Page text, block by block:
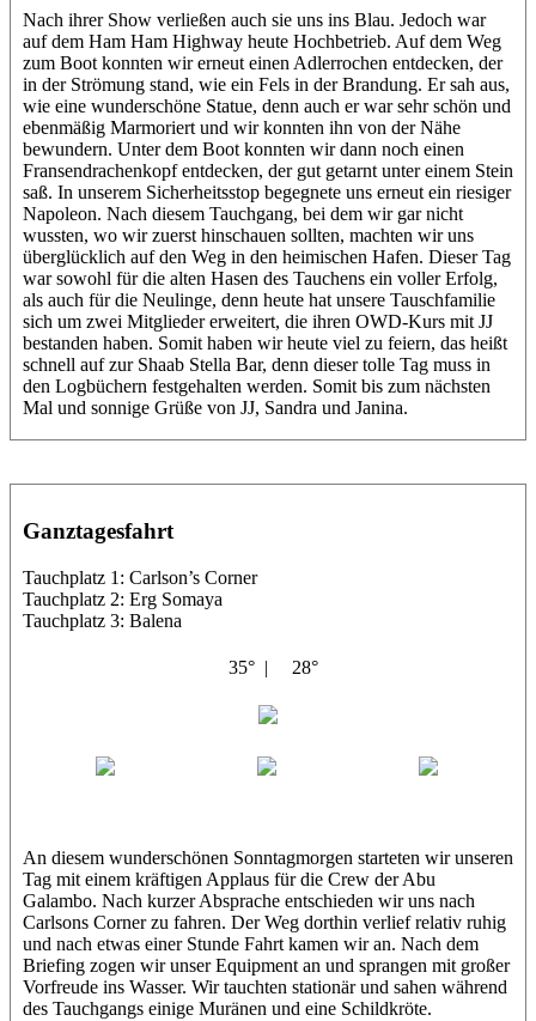
Nach ihrer Show verließen auch sie uns ins Blau. Jedoch war
auf dem Ham Ham Highway heute Hochbetrieb. Auf dem Weg
zum Boot konnten wir erneut einen Adlerrochen entdecken, der
in der Strömung stand, wie ein Fels in der Brandung. Er sah aus,
wie eine wunderschöne Statue, denn auch er war sehr schön und
ebenmäßig Marmoriert und wir konnten ihn von der Nähe
bewundern. Unter dem Boot konnten wir dann noch einen
Fransendrachenkopf entdecken, der gut getarnt unter einem Stein
saß. In unserem Sicherheitsstop begegnete uns erneut ein riesiger
Napoleon. Nach diesem Tauchgang, bei dem wir gar nicht
wussten, wo wir zuerst hinschauen sollten, machten wir uns
überglücklich auf den Weg in den heimischen Hafen. Dieser Tag
war sowohl für die alten Hasen des Tauchens ein voller Erfolg,
als auch für die Neulinge, denn heute hat unsere Tauschfamilie
sich um zwei Mitglieder erweitert, die ihren OWD-Kurs mit JJ
bestanden haben. Somit haben wir heute viel zu feiern, das heißt
schnell auf zur Shaab Stella Bar, denn dieser tolle Tag muss in
den Logbüchern festgehalten werden. Somit bis zum nächsten
Mal und sonnige Grüße von JJ, Sandra und Janina.
Ganztagesfahrt
Tauchplatz 1: Carlson’s Corner
Tauchplatz 2: Erg Somaya
Tauchplatz 3: Balena
35° | 28°
An diesem wunderschönen Sonntagmorgen starteten wir unseren
Tag mit einem kräftigen Applaus für die Crew der Abu
Galambo. Nach kurzer Absprache entschieden wir uns nach
Carlsons Corner zu fahren. Der Weg dorthin verlief relativ ruhig
und nach etwas einer Stunde Fahrt kamen wir an. Nach dem
Briefing zogen wir unser Equipment an und sprangen mit großer
Vorfreude ins Wasser. Wir tauchten stationär und sahen während
des Tauchgangs einige Muränen und eine Schildkröte.